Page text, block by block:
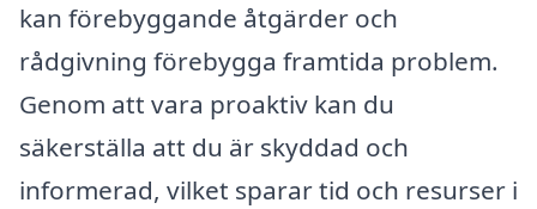
kan förebyggande åtgärder och
rådgivning förebygga framtida problem.
Genom att vara proaktiv kan du
säkerställa att du är skyddad och
informerad, vilket sparar tid och resurser i